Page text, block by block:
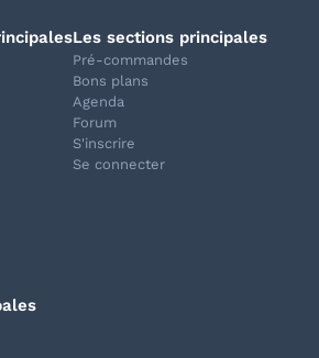
Les sections principales
Pré-commandes
Bons plans
Agenda
Forum
S'inscrire
Se connecter